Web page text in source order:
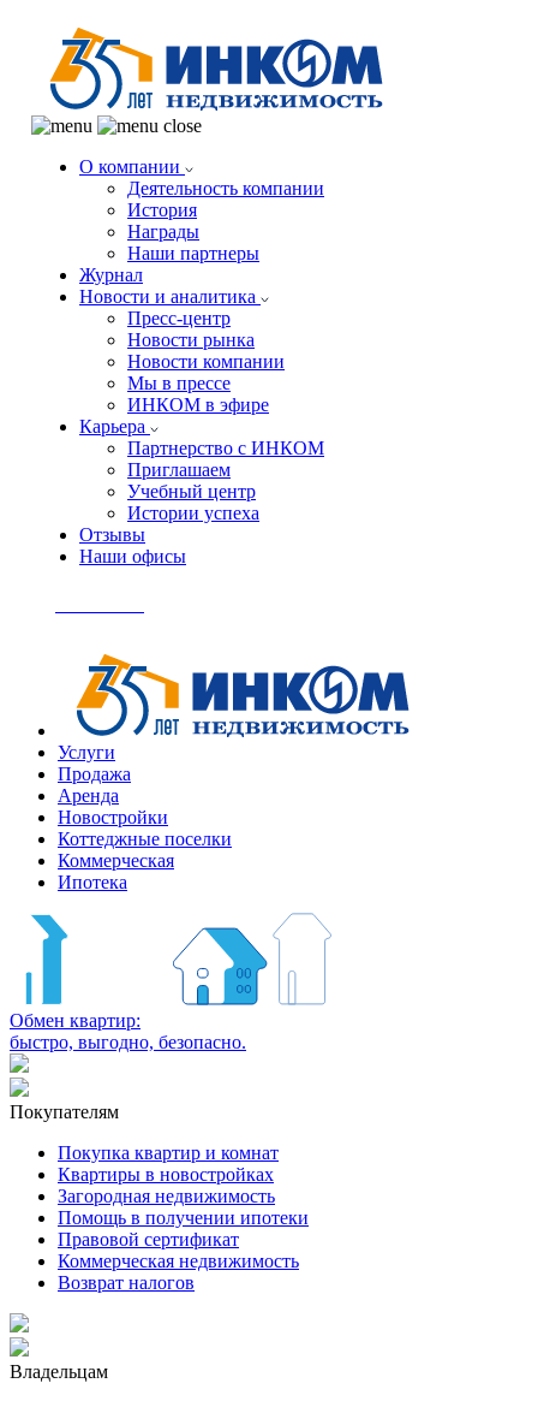
О компании
Деятельность компании
История
Награды
Наши партнеры
Журнал
Новости и аналитика
Пресс-центр
Новости рынка
Новости компании
Мы в прессе
ИНКОМ в эфире
Карьера
Партнерство с ИНКОМ
Приглашаем
Учебный центр
Истории успеха
Отзывы
Наши офисы
Услуги
Продажа
Аренда
Новостройки
Коттеджные поселки
Коммерческая
Ипотека
Обмен квартир:
быстро, выгодно, безопасно.
Покупателям
Покупка квартир и комнат
Квартиры в новостройках
Загородная недвижимость
Помощь в получении ипотеки
Правовой сертификат
Коммерческая недвижимость
Возврат налогов
Владельцам